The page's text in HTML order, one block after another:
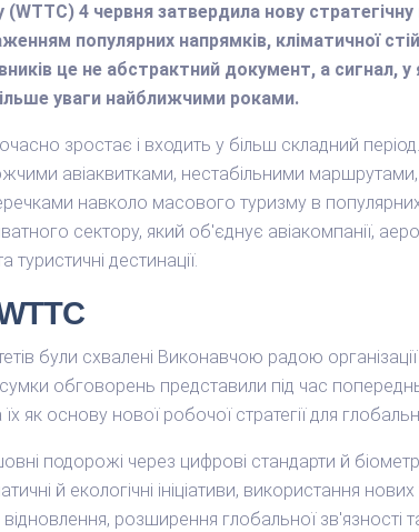
4 червня затвердила нову стратегічну
популярних напрямків, кліматичної
це не абстрактний документ, а сигнал, у
уваги найближчими роками.
зростає і входить у більш складний
авіаквитками, нестабільними
навколо масового туризму в популярних
сектору, який об'єднує авіакомпанії,
туристичні дестинації.
були схвалені Виконавчою радою
обговорень представили під час
як основу нової робочої стратегії для
подорожі через цифрові стандарти й
й екологічні ініціативи, використання
розширення глобальної зв'язності